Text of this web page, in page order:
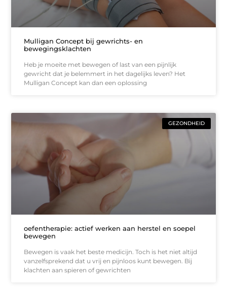
Mulligan Concept bij gewrichts- en
bewegingsklachten
Heb je moeite met bewegen of last van een pijnlijk
gewricht dat je belemmert in het dagelijks leven? Het
Mulligan Concept kan dan een oplossing
GEZONDHEID
oefentherapie: actief werken aan herstel en soepel
bewegen
Bewegen is vaak het beste medicijn. Toch is het niet altijd
vanzelfsprekend dat u vrij en pijnloos kunt bewegen. Bij
klachten aan spieren of gewrichten